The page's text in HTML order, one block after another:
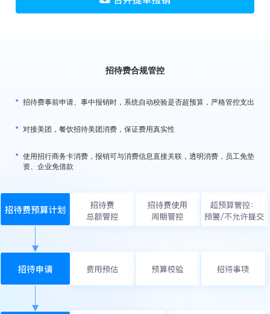
招待费合规管控
招待费事前申请、事中报销时，系统自动校验是否超预算，严格管控支出
对接美团，餐饮招待美团消费，保证费用真实性
使用招行商务卡消费，报销可与消费信息直接关联，透明消费，员工免垫
资、企业免借款